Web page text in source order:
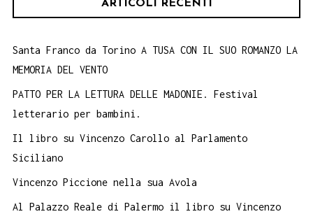
ARTICOLI RECENTI
Santa Franco da Torino A TUSA CON IL SUO ROMANZO LA
MEMORIA DEL VENTO
PATTO PER LA LETTURA DELLE MADONIE. Festival
letterario per bambini.
Il libro su Vincenzo Carollo al Parlamento
Siciliano
Vincenzo Piccione nella sua Avola
Al Palazzo Reale di Palermo il libro su Vincenzo